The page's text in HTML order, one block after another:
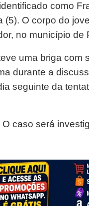
como
(5). O corpo do
no município de
uma briga com
durante a
seguinte da
caso será